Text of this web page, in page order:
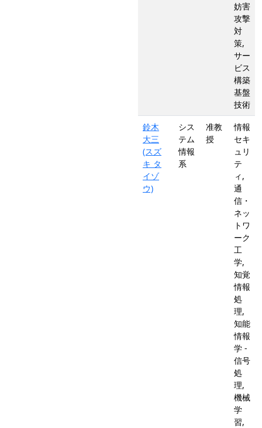
妨害
攻撃
対
策,
サー
ビス
構築
基盤
技術
鈴木
大三
(スズ
キ タ
イゾ
ウ)
シス
テム
情報
系
准教
授
情報
セキ
ュリ
テ
ィ,
通
信・
ネッ
トワ
ーク
工
学,
知覚
情報
処
理,
知能
情報
学 -
信号
処
理,
機械
学
習,